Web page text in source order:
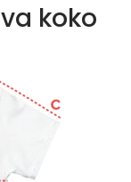
koko